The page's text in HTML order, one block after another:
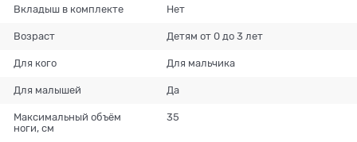
Вкладыш в комплекте Нет
Возраст Детям от 0 до 3 лет
Для кого Для мальчика
Для малышей Да
Максимальный объём
ноги, см
35